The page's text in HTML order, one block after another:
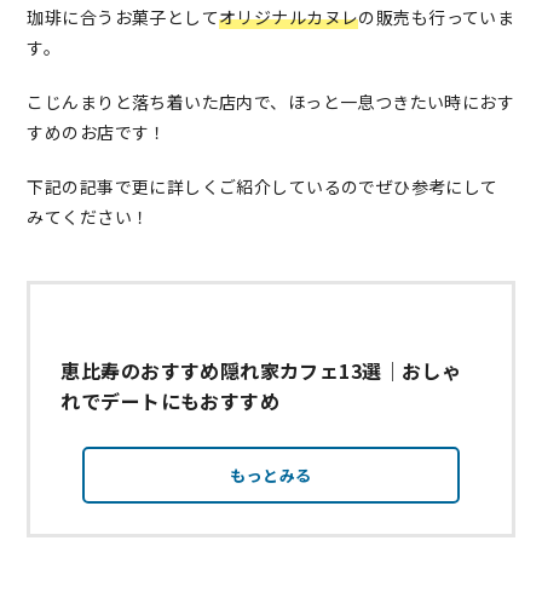
珈琲に合うお菓子としてオリジナルカヌレの販売も行っていま
す。
こじんまりと落ち着いた店内で、ほっと一息つきたい時におす
すめのお店です！
下記の記事で更に詳しくご紹介しているのでぜひ参考にして
みてください！
恵比寿のおすすめ隠れ家カフェ13選｜おしゃ
れでデートにもおすすめ
もっとみる